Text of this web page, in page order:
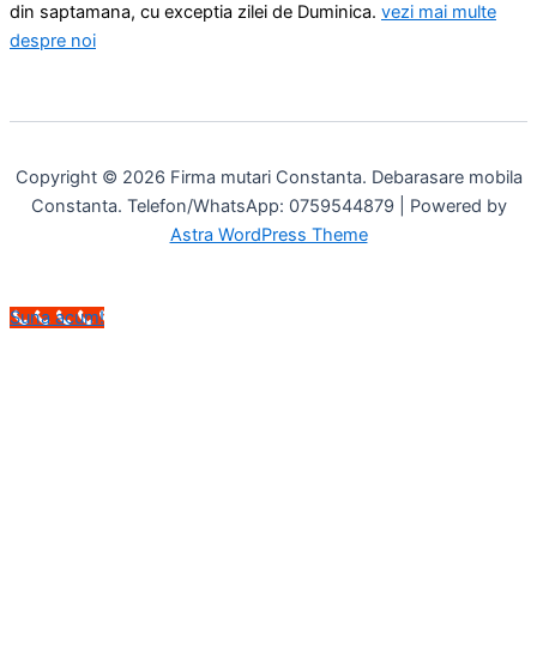
din saptamana, cu exceptia zilei de Duminica. vezi mai multe
despre noi
Copyright © 2026 Firma mutari Constanta. Debarasare mobila
Constanta. Telefon/WhatsApp: 0759544879 | Powered by
Astra WordPress Theme
Suna acum!